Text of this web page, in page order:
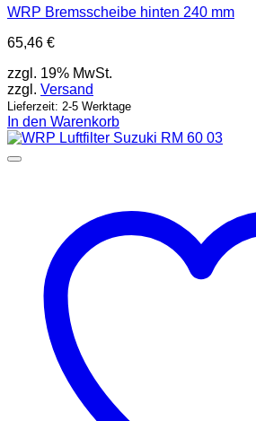
WRP Bremsscheibe hinten 240 mm
65,46 €
zzgl. 19% MwSt.
zzgl. Versand
Lieferzeit: 2-5 Werktage
In den Warenkorb